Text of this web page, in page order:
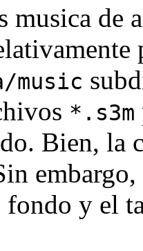
musica de
music
*.s3m
Bien, la
fondo y el